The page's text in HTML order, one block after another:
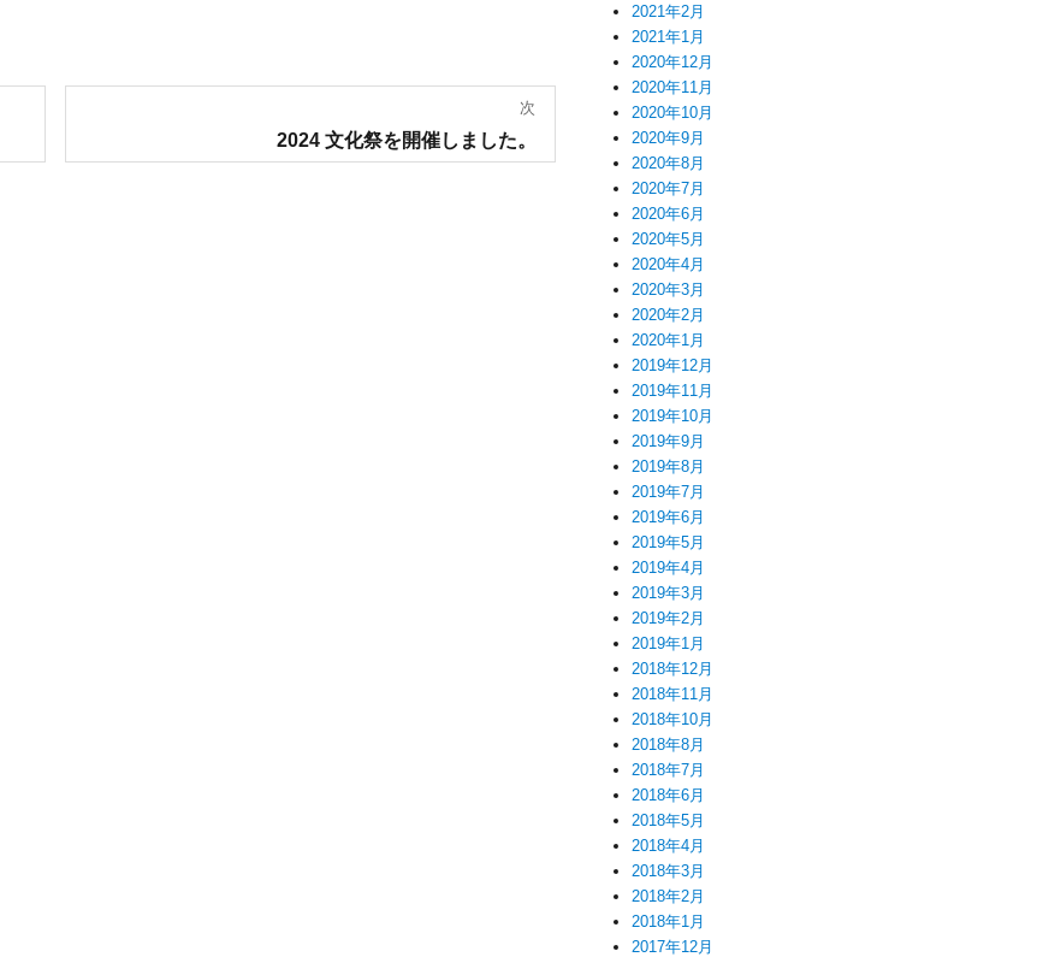
次
2024 文化祭を開催しました。
2021年2月
2021年1月
2020年12月
2020年11月
2020年10月
2020年9月
2020年8月
2020年7月
2020年6月
2020年5月
2020年4月
2020年3月
2020年2月
2020年1月
2019年12月
2019年11月
2019年10月
2019年9月
2019年8月
2019年7月
2019年6月
2019年5月
2019年4月
2019年3月
2019年2月
2019年1月
2018年12月
2018年11月
2018年10月
2018年8月
2018年7月
2018年6月
2018年5月
2018年4月
2018年3月
2018年2月
2018年1月
2017年12月